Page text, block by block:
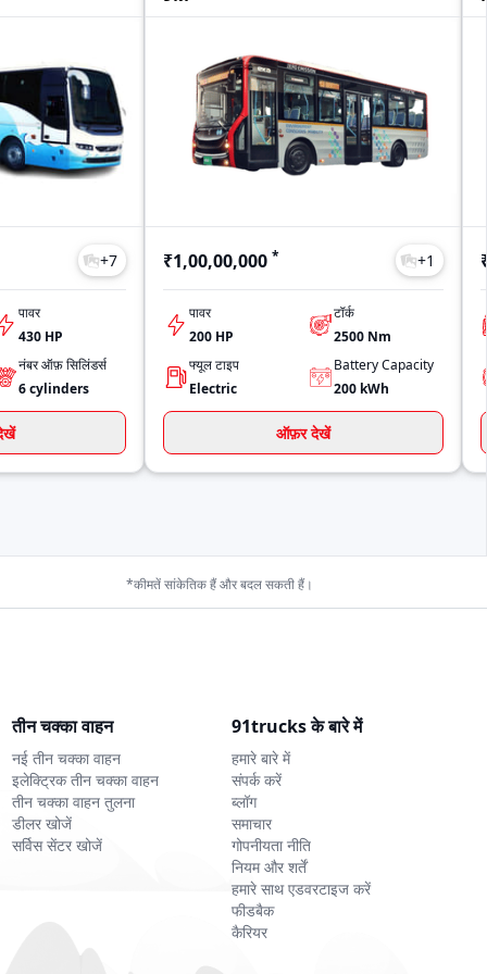
+7
पावर
430 HP
नंबर ऑफ़ सिलिंडर्स
6cylinders
₹1,00,00,000 * +1
पावर
200 HP
टॉर्क
2500 Nm
फ्यूल टाइप
Electric
Battery Capacity
200 kWh
ऑफ़र देखें
*कीमतें सांकेतिक हैं और बदल सकती हैं।
तीन चक्का वाहन
नई तीन चक्का वाहन
इलेक्ट्रिक तीन चक्का वाहन
तीन चक्का वाहन तुलना
डीलर खोजें
सर्विस सेंटर खोजें
91trucks के बारे में
हमारे बारे में
संपर्क करें
ब्लॉग
समाचार
गोपनीयता नीति
नियम और शर्तें
हमारे साथ एडवरटाइज करें
फीडबैक
कैरियर